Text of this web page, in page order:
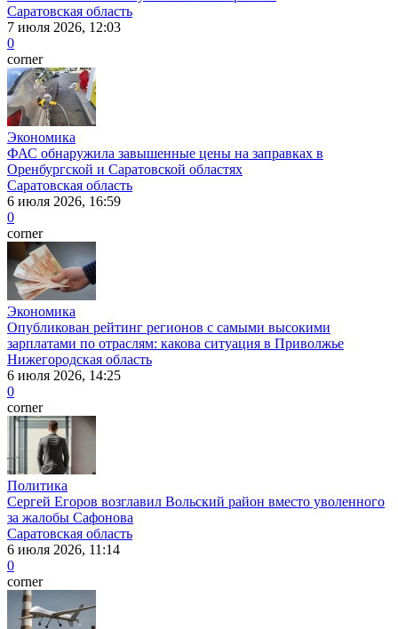
Саратовская область
7 июля 2026, 12:03
0
corner
Экономика
ФАС обнаружила завышенные цены на заправках в
Оренбургской и Саратовской областях
Саратовская область
6 июля 2026, 16:59
0
corner
Экономика
Опубликован рейтинг регионов с самыми высокими
зарплатами по отраслям: какова ситуация в Приволжье
Нижегородская область
6 июля 2026, 14:25
0
corner
Политика
Сергей Егоров возглавил Вольский район вместо уволенного
за жалобы Сафонова
Саратовская область
6 июля 2026, 11:14
0
corner